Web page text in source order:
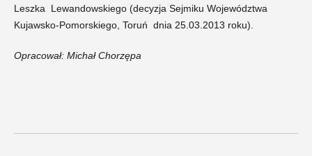
Leszka Lewandowskiego (decyzja Sejmiku Województwa
Kujawsko-Pomorskiego, Toruń dnia 25.03.2013 roku).
Opracował: Michał Chorzępa